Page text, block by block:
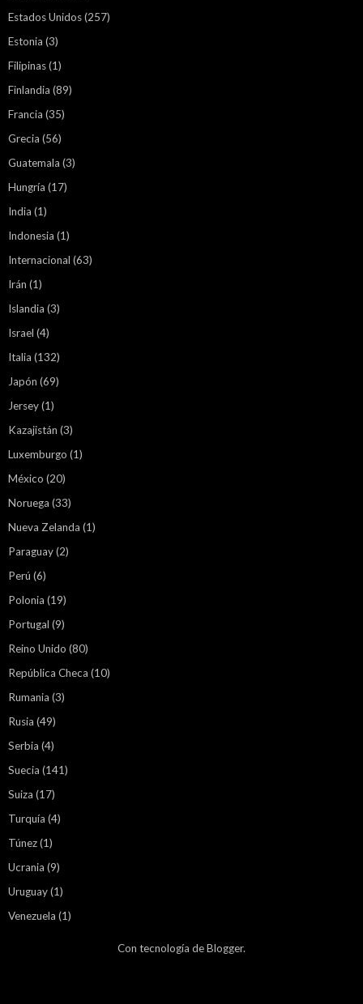
Estados Unidos(257)
Estonia (3)
Filipinas(1)
Finlandia (89)
Francia (35)
Grecia (56)
Guatemala (3)
Hungría (17)
India (1)
Indonesia (1)
Internacional (63)
Irán (1)
Islandia (3)
Israel (4)
Italia (132)
Japón (69)
Jersey(1)
Kazajistán (3)
Luxemburgo (1)
México (20)
Noruega (33)
Nueva Zelanda (1)
Paraguay(2)
Perú (6)
Polonia (19)
Portugal (9)
Reino Unido (80)
República Checa (10)
Rumania (3)
Rusia (49)
Serbia (4)
Suecia (141)
Suiza (17)
Turquía (4)
Túnez(1)
Ucrania (9)
Uruguay(1)
Venezuela (1)
Con tecnología deBlogger.